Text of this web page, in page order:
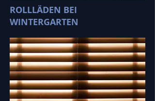
ROLLLÄDEN BEI
WINTERGARTEN